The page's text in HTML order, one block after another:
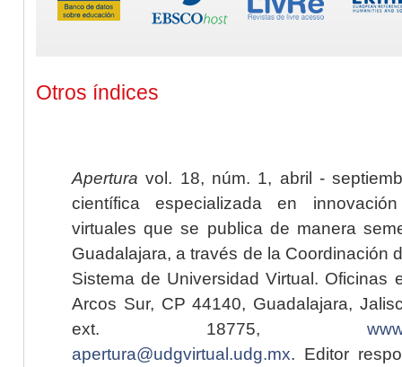
Otros índices
Apertura vol. 18, núm. 1, abril -
científica especializada en
virtuales que se publica de manera
Guadalajara, a través de la Coordinación
Sistema de Universidad Virtual. Oficinas
Arcos Sur, CP 44140, Guadalajara,
ext. 18775,
apertura@udgvirtual.udg.mx. Editor